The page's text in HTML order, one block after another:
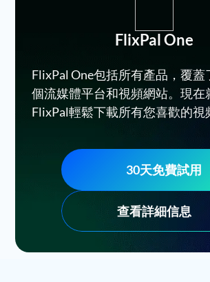
FlixPal One
FlixPal One包括所有產品，覆蓋
個流媒體平台和視頻網站。現在
FlixPal輕鬆下載所有您喜歡的視
30天免費試用
查看詳細信息